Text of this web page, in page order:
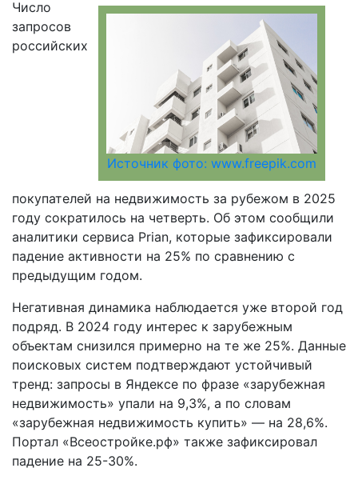
Источник фото: www.freepik.com
Число
запросов
российских
покупателей на недвижимость за рубежом в 2025
году сократилось на четверть. Об этом сообщили
аналитики сервиса Prian, которые зафиксировали
падение активности на 25% по сравнению с
предыдущим годом.
Негативная динамика наблюдается уже второй год
подряд. В 2024 году интерес к зарубежным
объектам снизился примерно на те же 25%. Данные
поисковых систем подтверждают устойчивый
тренд: запросы в Яндексе по фразе «зарубежная
недвижимость» упали на 9,3%, а по словам
«зарубежная недвижимость купить» — на 28,6%.
Портал «Всеостройке.рф» также зафиксировал
падение на 25-30%.